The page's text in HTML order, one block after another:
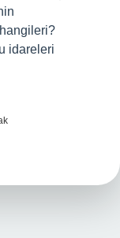
idareleri